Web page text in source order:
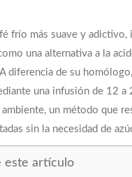
frío más suave y adictivo,
una alternativa a la
diferencia de su
una infusión de 12 a
un método que
sin la necesidad de
este artículo